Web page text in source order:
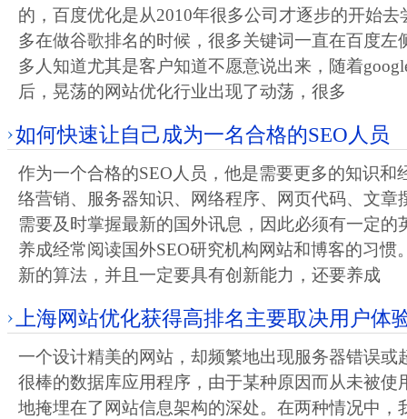
的，百度优化是从2010年很多公司才逐步的开始去
多在做谷歌排名的时候，很多关键词一直在百度左
多人知道尤其是客户知道不愿意说出来，随着
后，晃荡的网站优化行业出现了动荡，很多
如何快速让自己成为一名合格的SEO人员
作为一个合格的SEO人员，他是需要更多的知识和
络营销、服务器知识、网络程序、网页代码、文章
需要及时掌握最新的国外讯息，因此必须有一定的
养成经常阅读国外SEO研究机构网站和博客的习惯
新的算法，并且一定要具有创新能力，还要养成
上海网站优化获得高排名主要取决用户体
一个设计精美的网站，却频繁地出现服务器错误或
很棒的数据库应用程序，由于某种原因而从未被使
地掩埋在了网站信息架构的深处。在两种情况中，